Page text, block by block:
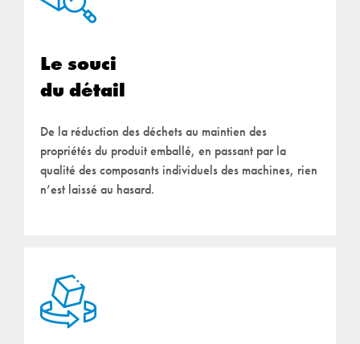
Le souci
du détail
De la réduction des déchets au maintien des
propriétés du produit emballé, en passant par la
qualité des composants individuels des machines, rien
n’est laissé au hasard.